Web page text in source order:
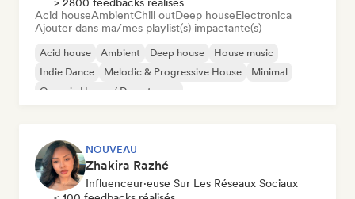
Acid houseAmbientChill outDeep houseElectronica
Ajouter dans ma/mes playlist(s) impactante(s)
Acid house Ambient Deep house
House music
Indie Dance
Melodic & Progressive House
Minimal
Organic House / Downtempo
NOUVEAU
Zhakira Razhé
Influenceur·euse Sur Les Réseaux Sociaux